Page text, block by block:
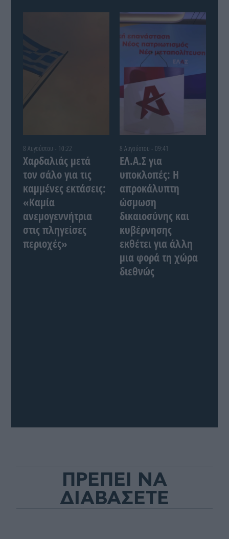
8 Αυγούστου - 10:22
Χαρδαλιάς μετά
τον σάλο για τις
καμμένες εκτάσεις:
«Καμία
ανεμογεννήτρια
στις πληγείσες
περιοχές»
8 Αυγούστου - 09:41
ΕΛ.Α.Σ για
υποκλοπές: Η
απροκάλυπτη
ώσμωση
δικαιοσύνης και
κυβέρνησης
εκθέτει για άλλη
μια φορά τη χώρα
διεθνώς
ΠΡΕΠΕΙ ΝΑ
ΔΙΑΒΑΣΕΤΕ